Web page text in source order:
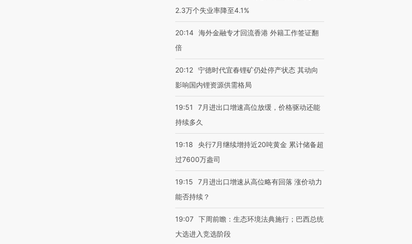
2.3万个失业率降至4.1%
20:14 海外金融专才回流香港 外籍工作签证翻
倍
20:12 宁德时代宜春锂矿仍处停产状态 其动向
影响国内锂资源供需格局
19:51
7月进出口增速高位放缓，价格驱动还能
持续多久
19:18
央行7月继续增持近20吨黄金 累计储备超
过7600万盎司
19:15
7月进出口增速从高位略有回落 涨价动力
能否持续？
19:07 下周前瞻：生态环境法典施行；巴西总统
大选进入竞选阶段